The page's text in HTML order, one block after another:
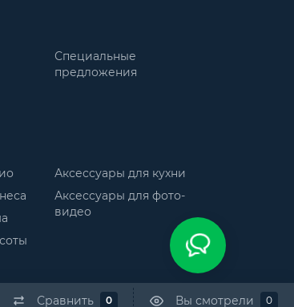
Сравнить 0 Вы смотрели 0
Специальные
предложения
Аксессуары для кухни
Аксессуары для фото-
видео